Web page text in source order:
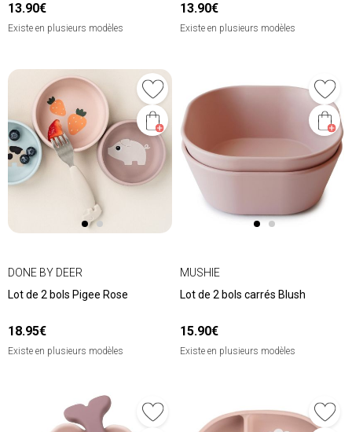
13.90€
Existe en plusieurs modèles
13.90€
Existe en plusieurs modèles
DONE BY DEER
Lot de 2 bols Pigee Rose
18.95€
Existe en plusieurs modèles
MUSHIE
Lot de 2 bols carrés Blush
15.90€
Existe en plusieurs modèles